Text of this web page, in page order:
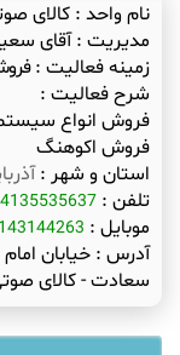
نام واحد :کالای
مدیریت :آقای
زمینه فعالیت :
شرح فعالیت :
فروش انواع
فروش اکوهنگ
استان و شهر :
تلفن :04135535637 سعید
موبایل :
آدرس :خیابان
سعادت - کالای